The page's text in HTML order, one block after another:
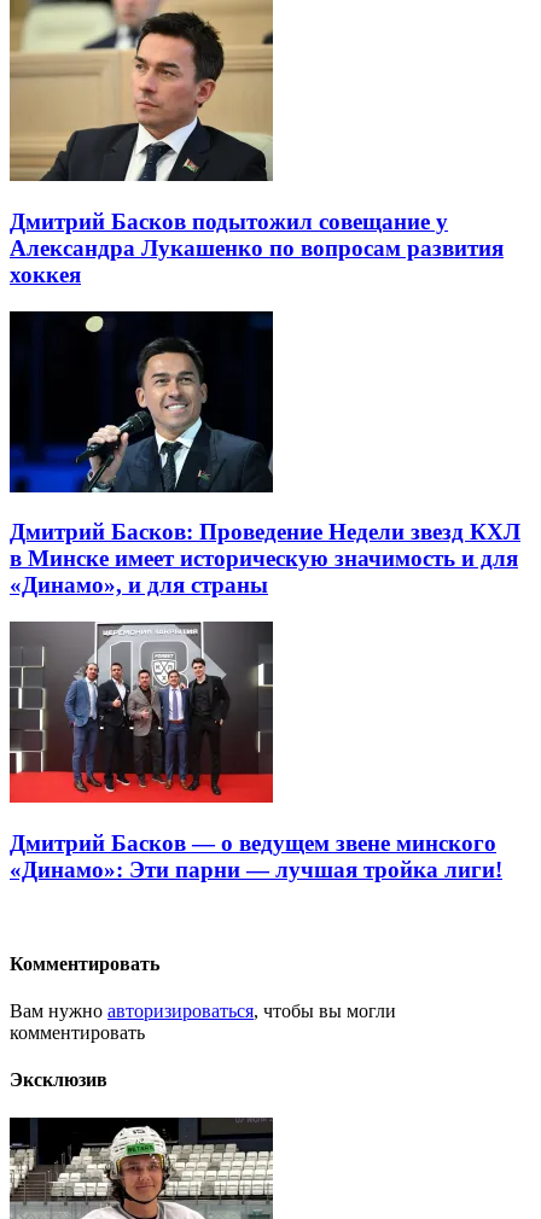
Дмитрий Басков подытожил совещание у
Александра Лукашенко по вопросам развития
хоккея
Дмитрий Басков: Проведение Недели звезд КХЛ
в Минске имеет историческую значимость и для
«Динамо», и для страны
Дмитрий Басков — о ведущем звене минского
«Динамо»: Эти парни — лучшая тройка лиги!
Комментировать
Вам нужно авторизироваться, чтобы вы могли
комментировать
Эксклюзив